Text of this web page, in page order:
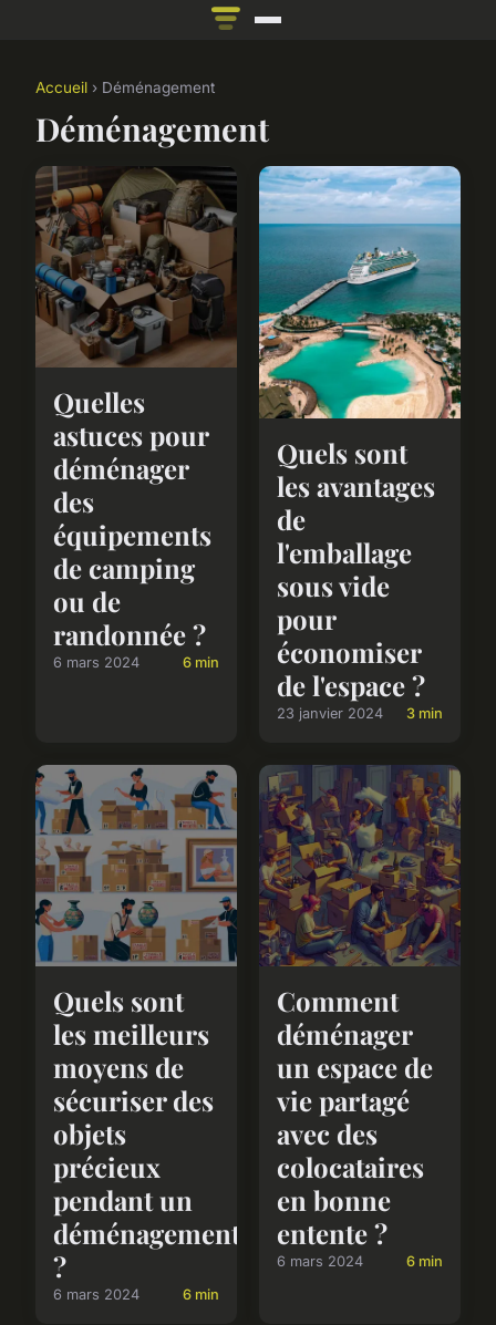
Accueil › Déménagement
Déménagement
Quelles
astuces pour
déménager
des
équipements
de camping
ou de
randonnée ?
6 mars 2024 6 min
Quels sont
les avantages
de
l'emballage
sous vide
pour
économiser
de l'espace ?
23 janvier 2024 3 min
Quels sont
les meilleurs
moyens de
sécuriser des
objets
précieux
pendant un
déménagement
?
6 mars 2024 6 min
Comment
déménager
un espace de
vie partagé
avec des
colocataires
en bonne
entente ?
6 mars 2024 6 min